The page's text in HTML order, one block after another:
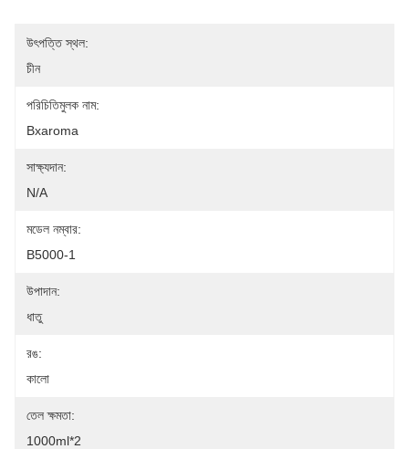
উৎপত্তি স্থল:
চীন
পরিচিতিমুলক নাম:
Bxaroma
সাক্ষ্যদান:
N/A
মডেল নম্বার:
B5000-1
উপাদান:
ধাতু
রঙ:
কালো
তেল ক্ষমতা:
1000ml*2